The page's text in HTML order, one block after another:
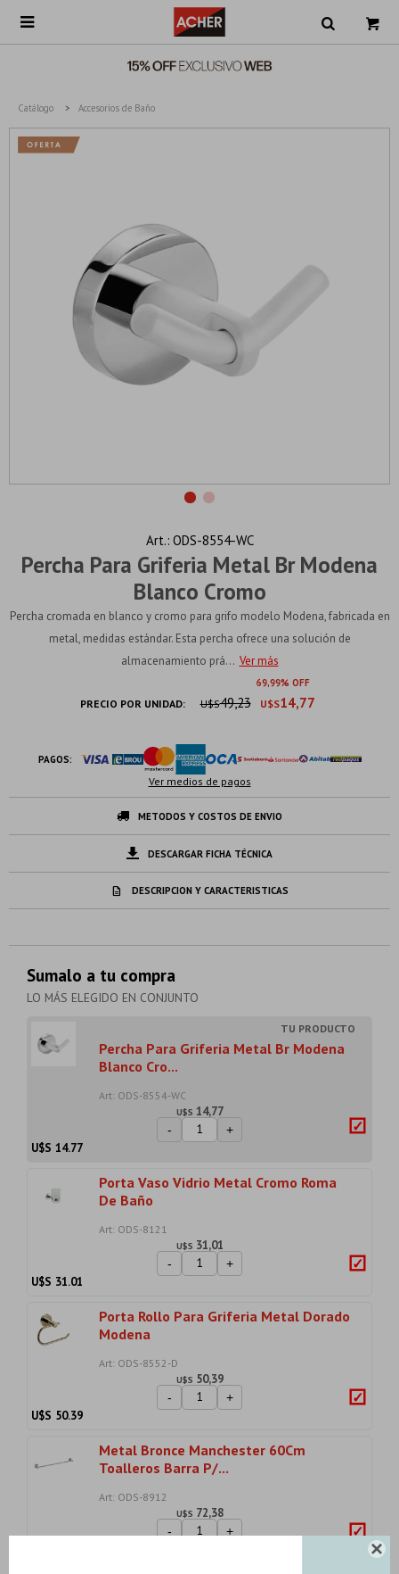


Catálogo Accesorios de Baño
Percha Para Griferia Metal Br Modena
Blanco Cromo
ODS-8554-WC
Percha cromada en blanco y cromo para grifo modelo Modena, fabricada en
metal, medidas estándar. Esta percha ofrece una solución de
almacenamiento prá... Ver más
69 99
PRECIO POR UNIDAD: U$S14,77
U$S49,23
PAGOS:
Ver medios de pagos
METODOS Y COSTOS DE ENVIO
DESCARGAR FICHA TÉCNICA
DESCRIPCION Y CARACTERISTICAS
Sumalo a tu compra
LO MÁS ELEGIDO EN CONJUNTO
Percha Para Griferia Metal Br Modena
Blanco Cro...
Art: ODS-8554-WC
U$S 14,77
- +
U$S 14.77
Porta Vaso Vidrio Metal Cromo Roma
De Baño
Art: ODS-8121
U$S 31,01
- +
U$S 31.01
Porta Rollo Para Griferia Metal Dorado
Modena
Art: ODS-8552-D
U$S 50,39
- +
U$S 50.39
Metal Bronce Manchester 60Cm
Toalleros Barra P/...
Art: ODS-8912
U$S 72,38
- +